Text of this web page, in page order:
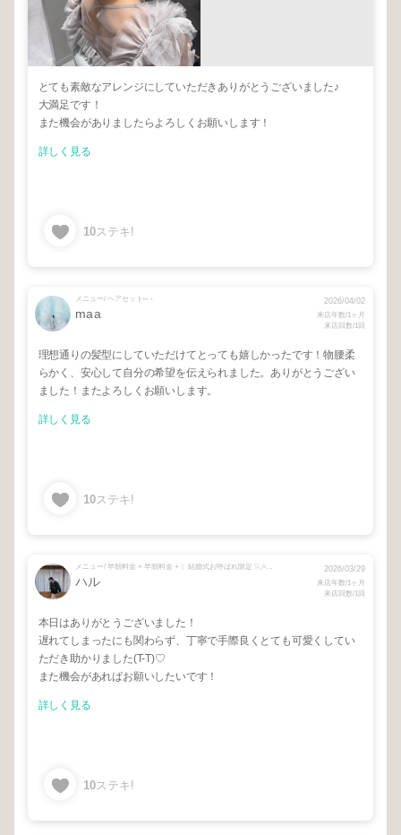
とても素敵なアレンジにしていただきありがとうございました♪
大満足です！
また機会がありましたらよろしくお願いします！
詳しく見る
10ステキ!
メニュー/ ヘアセット⑅ ⋆
maa
2026/04/02
来店年数/1ヶ月
来店回数/1回
理想通りの髪型にしていただけてとっても嬉しかったです！物腰柔
らかく、安心して自分の希望を伝えられました。ありがとうござい
ました！またよろしくお願いします。
詳しく見る
10ステキ!
メニュー/ 早朝料金 + 早朝料金 + 〖結婚式お呼ばれ限定𓅯𓈒𓏸〗ヘアセット
ハル
2026/03/29
来店年数/1ヶ月
来店回数/1回
本日はありがとうございました！
遅れてしまったにも関わらず、丁寧で手際良くとても可愛くしてい
ただき助かりました(T-T)♡
また機会があればお願いしたいです！
詳しく見る
10ステキ!